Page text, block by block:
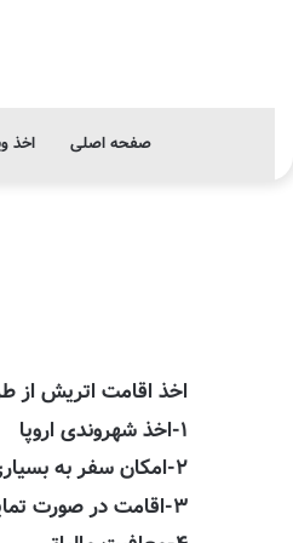
صفحه اصلی اخذ
اخذ اقامت اتریش از
۱-اخذ شهروندی اروپا
۲-امکان سفر به بسیاری از کشورهای جهان بدون نیاذ به ویزا
۳-اقامت در صورت تمایل در هر نقطه از منطقه شینگن